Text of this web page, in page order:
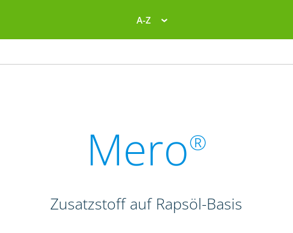
A-Z
Mero®
Zusatzstoff auf Rapsöl-Basis